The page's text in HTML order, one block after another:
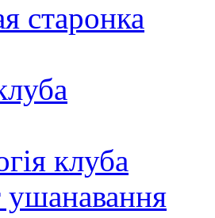
старонка
клуба
ушанавання